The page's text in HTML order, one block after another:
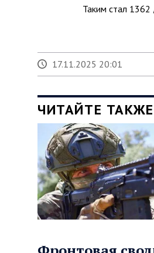
Таким стал
17.11.2025 20:01
ЧИТАЙТЕ ТАКЖЕ